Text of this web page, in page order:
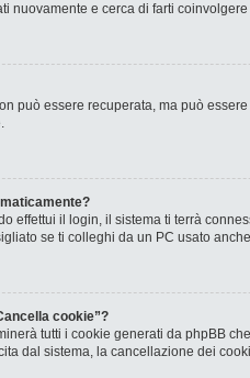
nuovamente e cerca di farti
può essere recuperata, ma può
effettui il login, il sistema ti terrà
se ti colleghi da un PC usato
cookie”?
tutti i cookie generati da phpBB
dal sistema, la cancellazione dei